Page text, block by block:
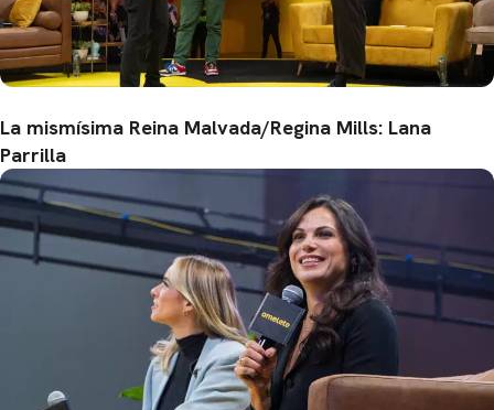
La mismísima Reina Malvada/Regina Mills: Lana
Parrilla